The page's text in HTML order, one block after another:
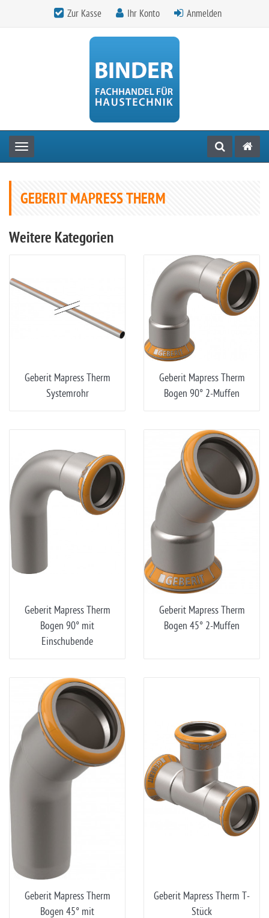
Zur Kasse Ihr Konto Anmelden
Toggle navigation
GEBERIT MAPRESS THERM
Weitere Kategorien
Geberit Mapress Therm
Systemrohr
Geberit Mapress Therm
Bogen 90° 2-Muffen
Geberit Mapress Therm
Bogen 90° mit
Einschubende
Geberit Mapress Therm
Bogen 45° 2-Muffen
Geberit Mapress Therm
Bogen 45° mit
Geberit Mapress Therm T-
Stück